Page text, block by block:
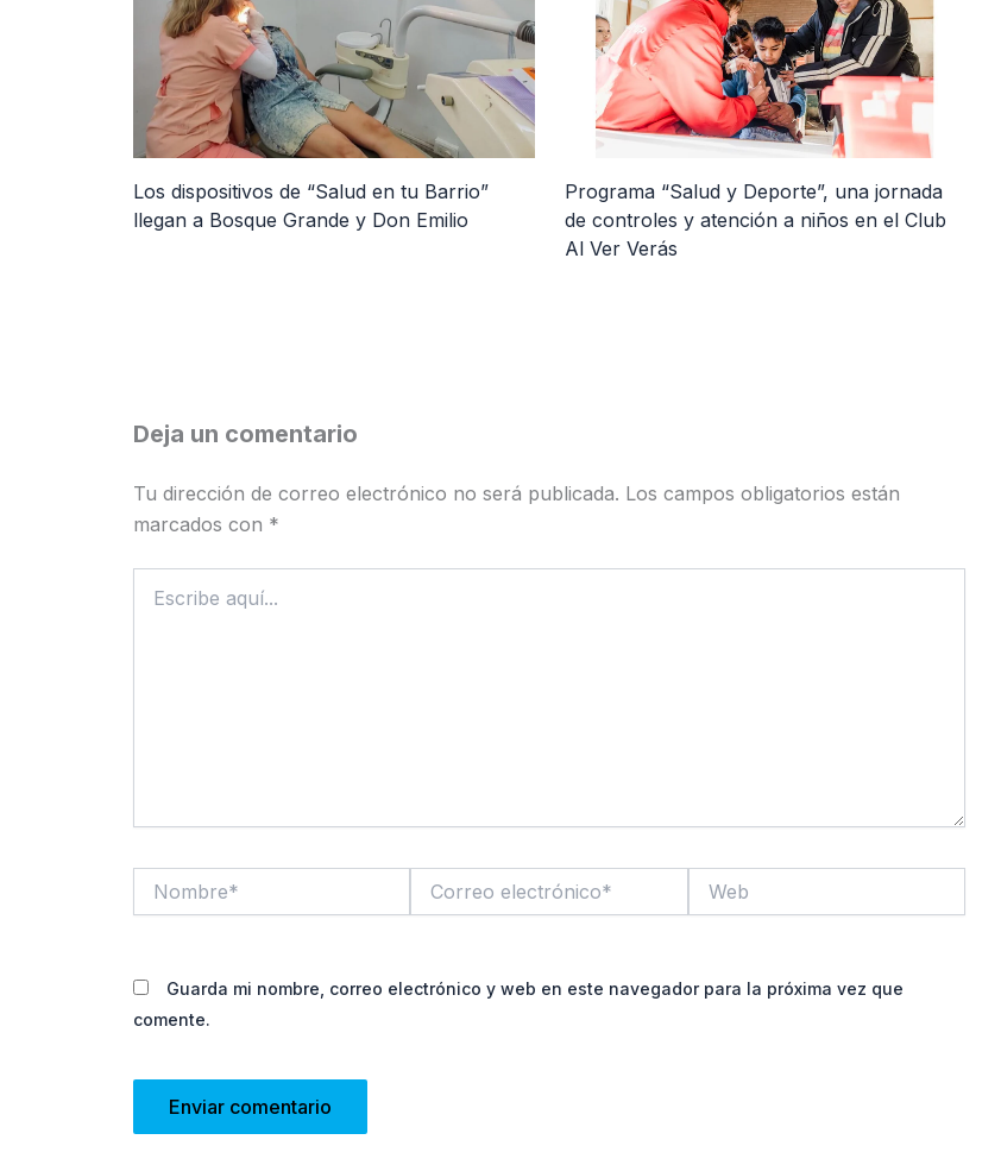
Los dispositivos de “Salud en tu Barrio”
llegan a Bosque Grande y Don Emilio
Programa “Salud y Deporte”, una jornada
de controles y atención a niños en el Club
Al Ver Verás
Deja un comentario
Tu dirección de correo electrónico no será publicada. Los campos obligatorios están
marcados con *
aquí...
electrónico*
Guarda mi nombre, correo electrónico y web en este navegador para la próxima vez que
comente.